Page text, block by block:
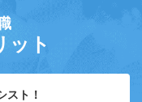
ット
スト！